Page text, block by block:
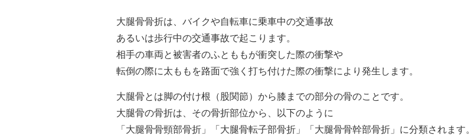
大腿骨骨折は、バイクや自転車に乗車中の交通事故
あるいは歩行中の交通事故で起こります。
相手の車両と被害者のふとももが衝突した際の衝撃や
転倒の際に太ももを路面で強く打ち付けた際の衝撃により発生します。
大腿骨とは脚の付け根（股関節）から膝までの部分の骨のことです。
大腿骨の骨折は、その骨折部位から、以下のように
「大腿骨骨頸部骨折」「大腿骨転子部骨折」「大腿骨骨幹部骨折」に分類されます。